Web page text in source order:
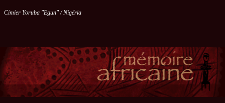
Cimier Yoruba "Egun" / Nigéria